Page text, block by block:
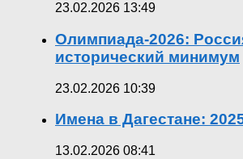
23.02.2026 13:49
Олимпиада-2026:
исторический минимум
23.02.2026 10:39
Имена в Дагестане:
13.02.2026 08:41